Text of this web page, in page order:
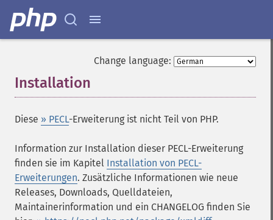
Change language:
Installation
Diese » PECL-Erweiterung ist nicht Teil von PHP.
Information zur Installation dieser PECL-Erweiterung
finden sie im Kapitel Installation von PECL-
Erweiterungen. Zusätzliche Informationen wie neue
Releases, Downloads, Quelldateien,
Maintainerinformation und ein CHANGELOG finden Sie